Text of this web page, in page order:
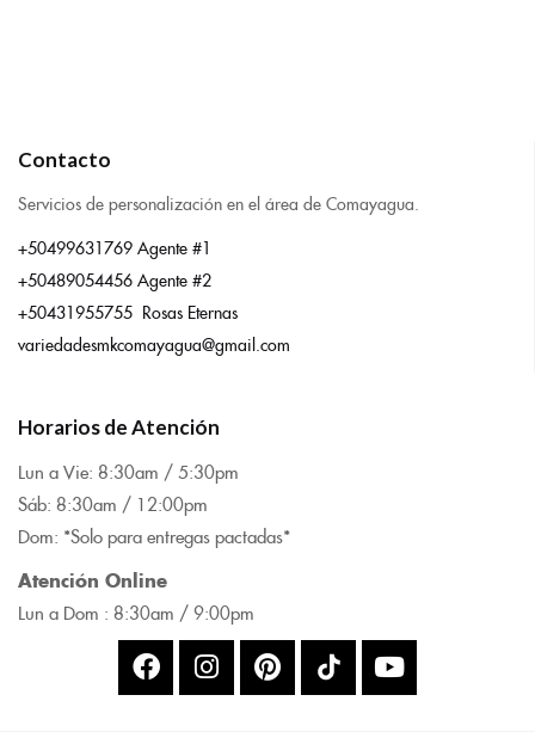
Contacto
Servicios de personalización en el área de Comayagua.
+50499631769 Agente #1
+50489054456 Agente #2
+50431955755 Rosas Eternas
variedadesmkcomayagua@gmail.com
Horarios de Atención
Lun a Vie: 8:30am / 5:30pm
Sáb: 8:30am / 12:00pm
Dom: *Solo para entregas pactadas*
Atención Online
Lun a Dom : 8:30am / 9:00pm